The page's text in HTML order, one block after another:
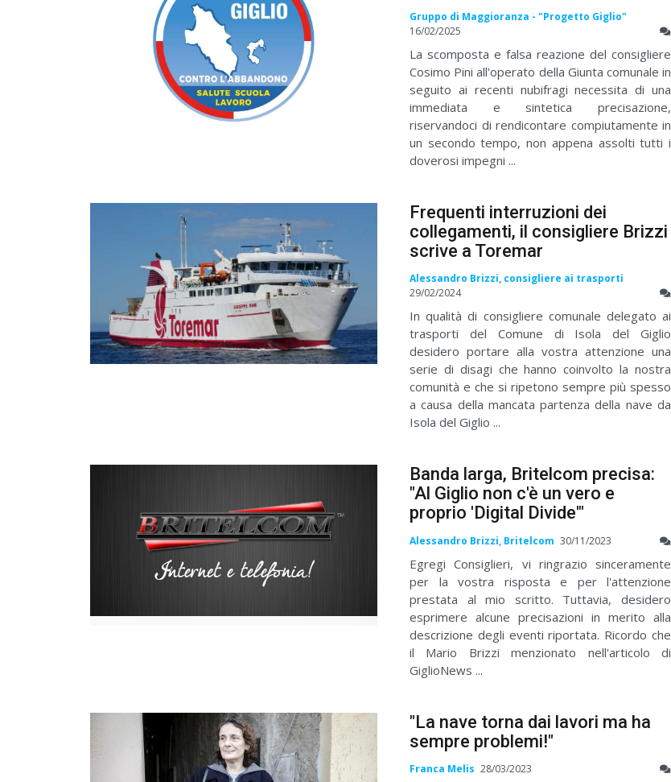
Gruppo di Maggioranza - "Progetto Giglio"
16/02/2025
La scomposta e falsa reazione del consigliere
Cosimo Pini all'operato della Giunta comunale in
seguito ai recenti nubifragi necessita di una
immediata e sintetica precisazione,
riservandoci di rendicontare compiutamente in
un secondo tempo, non appena assolti tutti i
doverosi impegni ...
Frequenti interruzioni dei
collegamenti, il consigliere Brizzi
scrive a Toremar
Alessandro Brizzi, consigliere ai trasporti
29/02/2024
In qualità di consigliere comunale delegato ai
trasporti del Comune di Isola del Giglio
desidero portare alla vostra attenzione una
serie di disagi che hanno coinvolto la nostra
comunità e che si ripetono sempre più spesso
a causa della mancata partenza della nave da
Isola del Giglio ...
Banda larga, Britelcom precisa:
"Al Giglio non c'è un vero e
proprio 'Digital Divide'"
Alessandro Brizzi, Britelcom 30/11/2023
Egregi Consiglieri, vi ringrazio sinceramente
per la vostra risposta e per l'attenzione
prestata al mio scritto. Tuttavia, desidero
esprimere alcune precisazioni in merito alla
descrizione degli eventi riportata. Ricordo che
il Mario Brizzi menzionato nell'articolo di
GiglioNews ...
"La nave torna dai lavori ma ha
sempre problemi!"
Franca Melis 28/03/2023